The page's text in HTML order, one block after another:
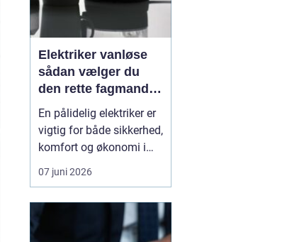
Elektriker vanløse
sådan vælger du
den rette fagmand
til opgaven
En pålidelig elektriker er
vigtig for både sikkerhed,
komfort og økonomi i
hverdagen.
Elinstallationer skal
tænker over dem og når
noget svigter, skal
07 juni 2026